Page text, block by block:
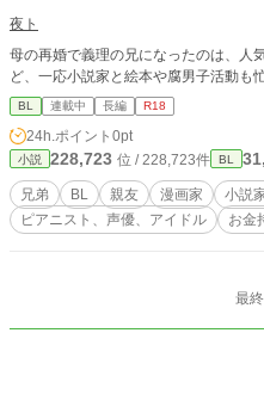
夜ト
母の再婚で義理の兄になったのは、人
ど、一応小説家と絵本や腐男子活動も
BL 連載中 長編 R18
24h.ポイント 0pt
小説 228,723 位 / 228,723件 BL
兄弟 BL 親友 漫画家 小説
ピアニスト、声優、アイドル
お金
最